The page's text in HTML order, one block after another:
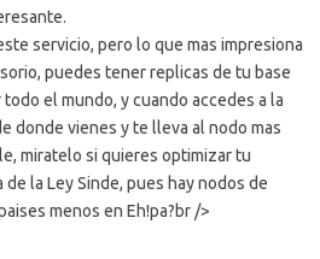
servicio, pero lo que mas impresiona
puedes tener replicas de tu base
el mundo, y cuando accedes a la
donde vienes y te lleva al nodo mas
miratelo si quieres optimizar tu
la Ley Sinde, pues hay nodos de
menos en Eh!pa?br />